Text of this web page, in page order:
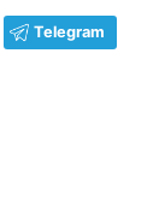
Telegram